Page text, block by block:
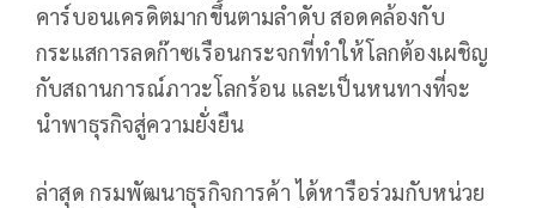
คาร์บอนเครดิตมากขึ้นตามลำดับ สอดคล้องกับ
กระแสการลดก๊าซเรือนกระจกที่ทำให้โลกต้องเผชิญ
กับสถานการณ์ภาวะโลกร้อน และเป็นหนทางที่จะ
นำพาธุรกิจสู่ความยั่งยืน
ล่าสุด กรมพัฒนาธุรกิจการค้า ได้หารือร่วมกับหน่วย